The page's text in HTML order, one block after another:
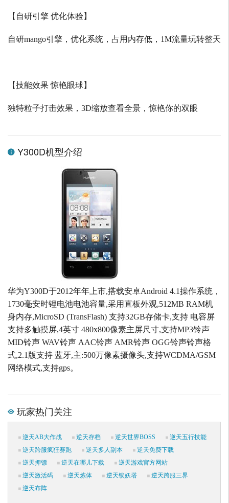
【自研引擎 优化体验】
自研mango引擎，优化系统，占用内存低， 1M流量玩转整天
【技能效果 惊艳眼球】
独特粒子打击效果， 3D缩放查看全景，惊艳你的双眼
Y300D机型介绍
华为Y300D于2012年年上市,搭载安卓Android 4.1操作系统，
1730毫安时锂电池电池容量,采用直板外观,512MB RAM机
身内存,MicroSD (TransFlash) 支持32GB存储卡,支持 电容屏
支持多触摸屏,4英寸 480x800像素主屏尺寸,支持MP3铃声
MID铃声 WAV铃声 AAC铃声 AMR铃声 OGG铃声铃声格
式,2.1版支持 蓝牙,主:500万像素摄像头,支持WCDMA/GSM
网络模式,支持gps。
玩家热门关注
逆天AB大作战 逆天存档 逆天世界BOSS
逆天五行技能
逆天跨服疯狂赛跑
逆天多人副本
逆天免费下载
逆天押镖
逆天在哪儿下载
逆天游戏官方网站
逆天激活码
逆天炼体 逆天锁妖塔
逆天跨服三界
逆天布阵